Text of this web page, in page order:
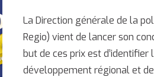
La Direction générale de la
Regio) vient de lancer son
but de ces prix est
développement régional et